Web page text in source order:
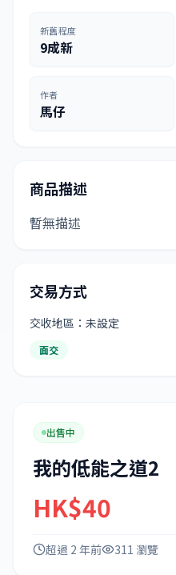
新舊程度
9成新
作者
馬仔
商品描述
暫無描述
交易方式
交收地區：未設定
面交
出售中
我的低能之道2
HK$40
超過 2 年前 311 瀏覽